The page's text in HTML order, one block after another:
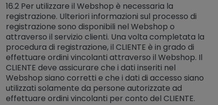
16.2 Per utilizzare il Webshop è necessaria la
registrazione. Ulteriori informazioni sul processo di
registrazione sono disponibili nel Webshop o
attraverso il servizio clienti. Una volta completata la
procedura di registrazione, il CLIENTE è in grado di
effettuare ordini vincolanti attraverso il Webshop. Il
CLIENTE deve assicurare che i dati inseriti nel
Webshop siano corretti e che i dati di accesso siano
utilizzati solamente da persone autorizzate ad
effettuare ordini vincolanti per conto del CLIENTE.